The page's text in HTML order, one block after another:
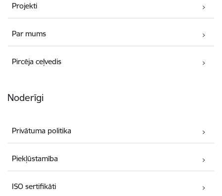
Projekti
Par mums
Pircēja ceļvedis
Noderīgi
Privātuma politika
Piekļūstamība
ISO sertifikāti